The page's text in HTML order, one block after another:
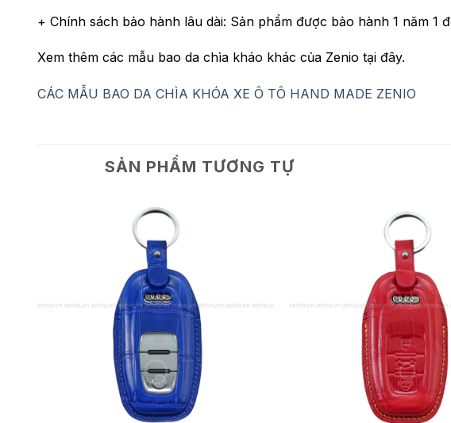
+ Chính sách bảo hành lâu dài: Sản phẩm được bảo hành 1 năm 1
Xem thêm các mẫu bao da chìa kháo khác của Zenio tại đây.
CÁC MẪU BAO DA CHÌA KHÓA XE Ô TÔ HAND MADE ZENIO
SẢN PHẨM TƯƠNG TỰ